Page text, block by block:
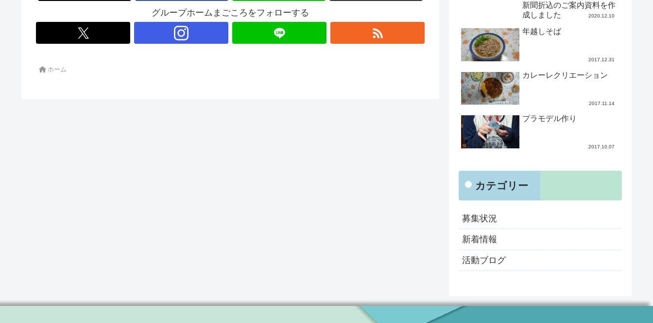
グループホームまごころをフォローする
ホーム
新聞折込のご案内資料を作
成しました
2020.12.10
年越しそば
2017.12.31
カレーレクリエーション
2017.11.14
プラモデル作り
2017.10.07
カテゴリー
募集状況
新着情報
活動ブログ